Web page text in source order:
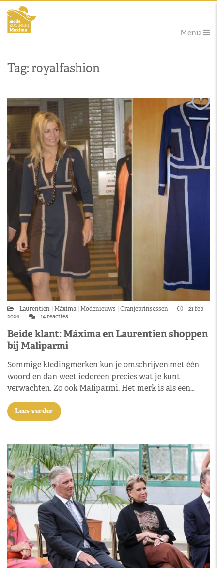
Menu
Tag: royalfashion
Laurentien Máxima Modenieuws Oranjeprinsessen
21 feb
2026
14 reacties
Beide klant: Máxima en Laurentien shoppen
bij Maliparmi
Sommige kledingmerken kun je omschrijven met één
woord en dan weet iedereen precies wat je kunt
verwachten. Zo ook Maliparmi. Het merk is als een…
Lees verder